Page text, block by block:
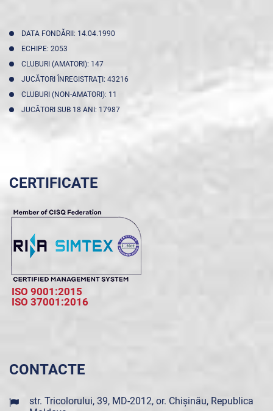
DATA FONDĂRII: 14.04.1990
ECHIPE: 2053
CLUBURI (AMATORI): 147
JUCĂTORI ÎNREGISTRAŢI: 43216
CLUBURI (NON-AMATORI): 11
JUCĂTORI SUB 18 ANI: 17987
CERTIFICATE
ISO 9001:2015
ISO 37001:2016
CONTACTE
str. Tricolorului, 39, MD-2012, or. Chișinău, Republica